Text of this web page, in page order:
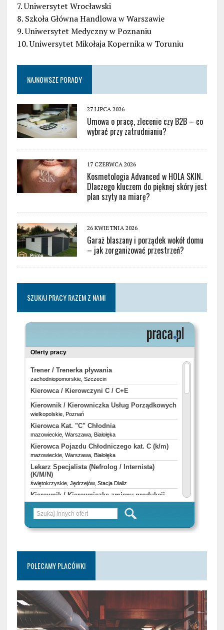
7. Uniwersytet Wrocławski
8. Szkoła Główna Handlowa w Warszawie
9. Uniwersytet Medyczny w Poznaniu
10. Uniwersytet Mikołaja Kopernika w Toruniu
NAJNOWSZE PORADY
27 LIPCA 2026
Umowa o pracę, zlecenie czy B2B – co
wybrać przy zatrudnianiu?
17 CZERWCA 2026
Kosmetologia Advanced w HOLA SKIN.
Dlaczego kluczem do pięknej skóry jest
plan szyty na miarę?
26 KWIETNIA 2026
Garaż blaszany i porządek wokół domu
– jak zorganizować przestrzeń?
SZUKAJ PRACY RAZEM Z NAMI
POLECAMY PLACÓWKI